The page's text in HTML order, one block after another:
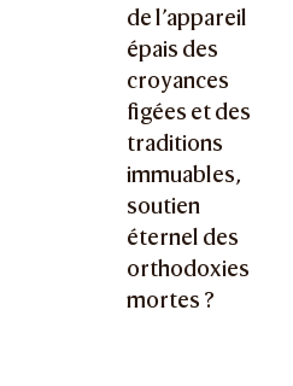
de l’appareil
épais des
croyances
figées et des
traditions
immuables,
soutien
éternel des
orthodoxies
mortes ?